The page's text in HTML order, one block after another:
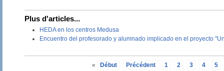
Plus d'articles...
HEDA en los centros Medusa
Encuentro del profesorado y alumnado implicado en el proyecto
« Début Précédent 1 2 3 4 5